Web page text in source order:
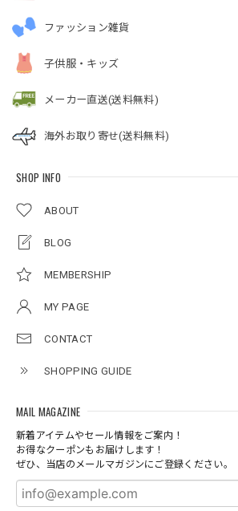
ファッション雑貨
子供服・キッズ
メーカー直送(送料無料)
海外お取り寄せ(送料無料)
SHOP INFO
ABOUT
BLOG
MEMBERSHIP
MY PAGE
CONTACT
SHOPPING GUIDE
MAIL MAGAZINE
新着アイテムやセール情報をご案内！
お得なクーポンもお届けします！
ぜひ、当店のメールマガジンにご登録ください。